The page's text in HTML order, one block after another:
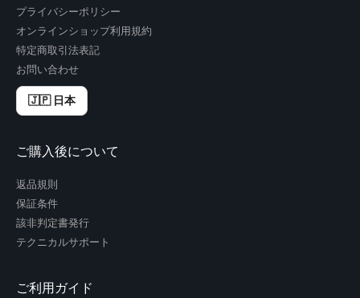
プライバシーポリシー
オンラインショップ利用規約
特定商取引法表記
お問い合わせ
🇯🇵 日本
ご購入後について
返品規則
保証条件
該非判定書発行
テクニカルサポート
ご利用ガイド